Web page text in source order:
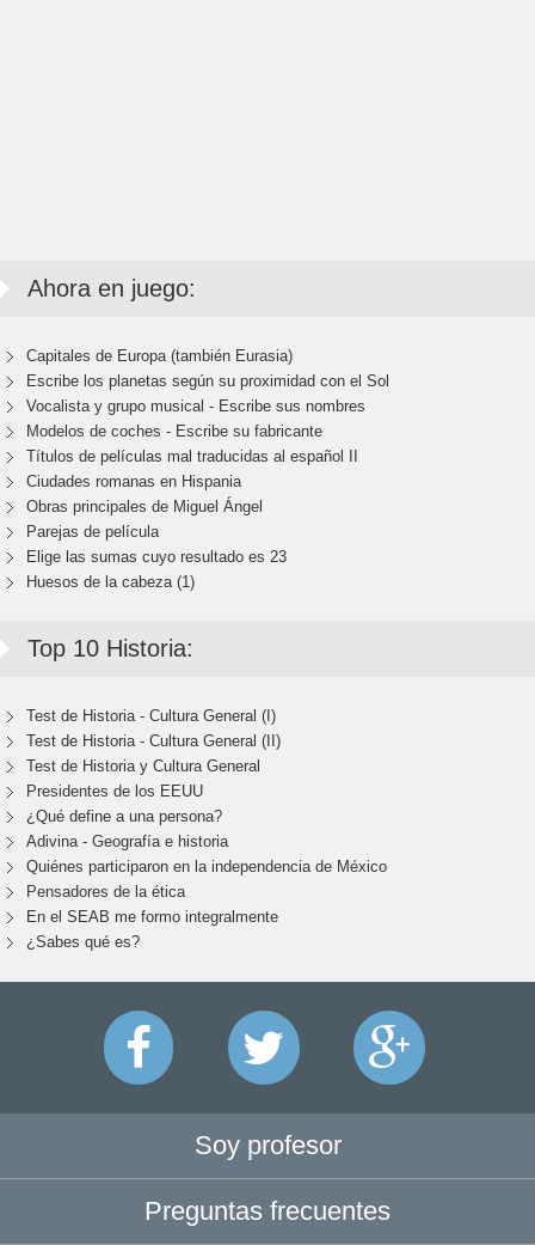
Ahora en juego:
Capitales de Europa (también Eurasia)
Escribe los planetas según su proximidad con el Sol
Vocalista y grupo musical - Escribe sus nombres
Modelos de coches - Escribe su fabricante
Títulos de películas mal traducidas al español II
Ciudades romanas en Hispania
Obras principales de Miguel Ángel
Parejas de película
Elige las sumas cuyo resultado es 23
Huesos de la cabeza (1)
Top 10 Historia:
Test de Historia - Cultura General (I)
Test de Historia - Cultura General (II)
Test de Historia y Cultura General
Presidentes de los EEUU
¿Qué define a una persona?
Adivina - Geografía e historia
Quiénes participaron en la independencia de México
Pensadores de la ética
En el SEAB me formo integralmente
¿Sabes qué es?
Soy profesor
Preguntas frecuentes